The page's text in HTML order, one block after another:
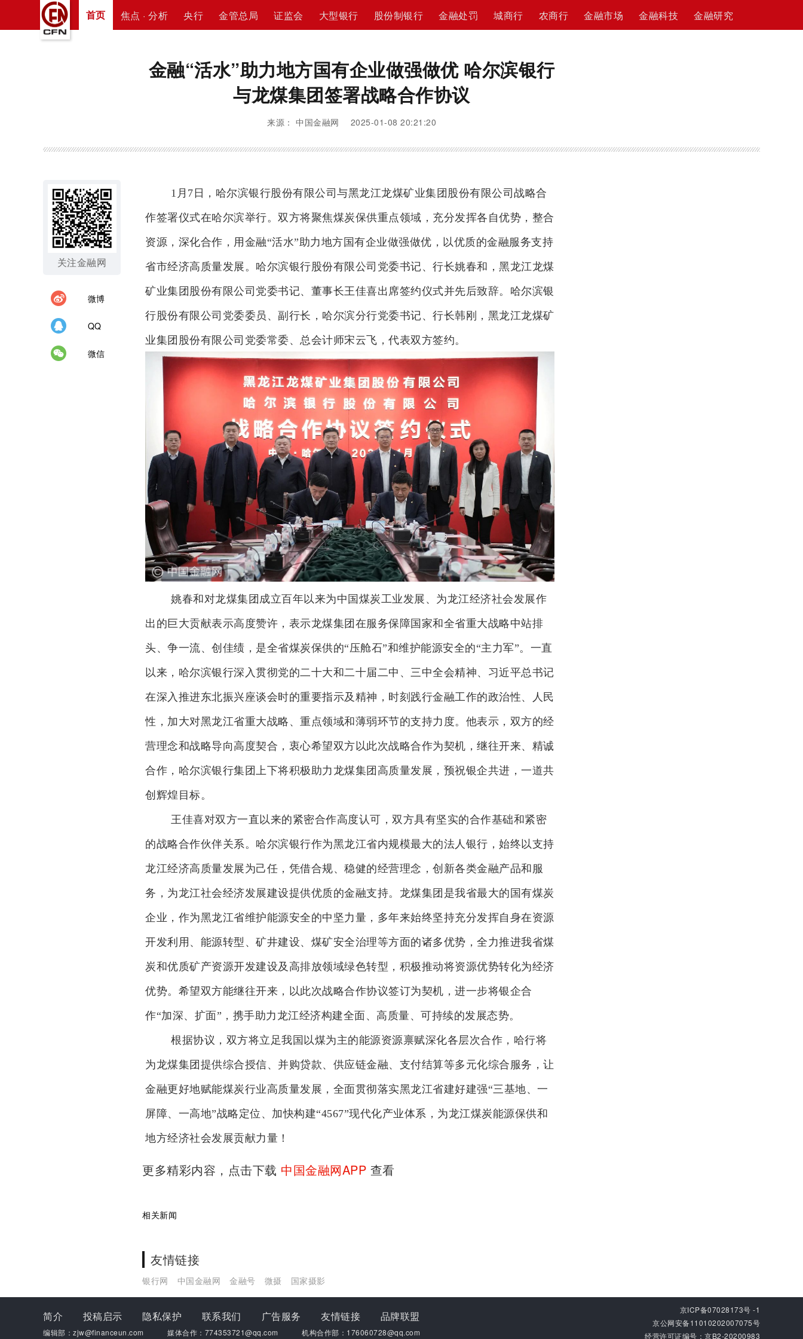
首页 焦点 · 分析 央行 金管总局 证监会 大型银行 股份制银行 金融处罚 城商行 农商行 金融市场 金融科技 金融研究
金融“活水”助力地方国有企业做强做优 哈尔滨银行
与龙煤集团签署战略合作协议
来源： 中国金融网 2025-01-08 20:21:20
关注金融网
微博
QQ
微信
1月7日，哈尔滨银行股份有限公司与黑龙江龙煤矿业集团股份有限公司战略合
作签署仪式在哈尔滨举行。双方将聚焦煤炭保供重点领域，充分发挥各自优势，整合
资源，深化合作，用金融“活水”助力地方国有企业做强做优，以优质的金融服务支持
省市经济高质量发展。哈尔滨银行股份有限公司党委书记、行长姚春和，黑龙江龙煤
矿业集团股份有限公司党委书记、董事长王佳喜出席签约仪式并先后致辞。哈尔滨银
行股份有限公司党委委员、副行长，哈尔滨分行党委书记、行长韩刚，黑龙江龙煤矿
业集团股份有限公司党委常委、总会计师宋云飞，代表双方签约。
姚春和对龙煤集团成立百年以来为中国煤炭工业发展、为龙江经济社会发展作
出的巨大贡献表示高度赞许，表示龙煤集团在服务保障国家和全省重大战略中站排
头、争一流、创佳绩，是全省煤炭保供的“压舱石”和维护能源安全的“主力军”。一直
以来，哈尔滨银行深入贯彻党的二十大和二十届二中、三中全会精神、习近平总书记
在深入推进东北振兴座谈会时的重要指示及精神，时刻践行金融工作的政治性、人民
性，加大对黑龙江省重大战略、重点领域和薄弱环节的支持力度。他表示，双方的经
营理念和战略导向高度契合，衷心希望双方以此次战略合作为契机，继往开来、精诚
合作，哈尔滨银行集团上下将积极助力龙煤集团高质量发展，预祝银企共进，一道共
创辉煌目标。
王佳喜对双方一直以来的紧密合作高度认可，双方具有坚实的合作基础和紧密
的战略合作伙伴关系。哈尔滨银行作为黑龙江省内规模最大的法人银行，始终以支持
龙江经济高质量发展为己任，凭借合规、稳健的经营理念，创新各类金融产品和服
务，为龙江社会经济发展建设提供优质的金融支持。龙煤集团是我省最大的国有煤炭
企业，作为黑龙江省维护能源安全的中坚力量，多年来始终坚持充分发挥自身在资源
开发利用、能源转型、矿井建设、煤矿安全治理等方面的诸多优势，全力推进我省煤
炭和优质矿产资源开发建设及高排放领域绿色转型，积极推动将资源优势转化为经济
优势。希望双方能继往开来，以此次战略合作协议签订为契机，进一步将银企合
作“加深、扩面”，携手助力龙江经济构建全面、高质量、可持续的发展态势。
根据协议，双方将立足我国以煤为主的能源资源禀赋深化各层次合作，哈行将
为龙煤集团提供综合授信、并购贷款、供应链金融、支付结算等多元化综合服务，让
金融更好地赋能煤炭行业高质量发展，全面贯彻落实黑龙江省建好建强“三基地、一
屏障、一高地”战略定位、加快构建“4567”现代化产业体系，为龙江煤炭能源保供和
地方经济社会发展贡献力量！
更多精彩内容，点击下载 中国金融网APP 查看
相关新闻
友情链接
银行网 中国金融网 金融号 微摄 国家摄影
简介 投稿启示 隐私保护 联系我们 广告服务 友情链接 品牌联盟
编辑部：zjw@financeun.com 媒体合作：774353721@qq.com 机构合作部：176060728@qq.com
京ICP备07028173号 -1
京公网安备11010202007075号
经营许可证编号：京B2-20200983